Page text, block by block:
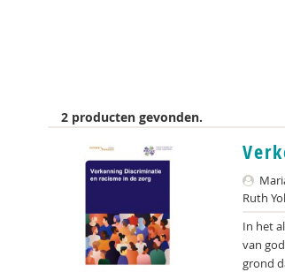
2 producten gevonden.
Ruth
In het
van
grond